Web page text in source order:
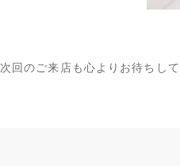
次回のご来店も心よりお待ちし